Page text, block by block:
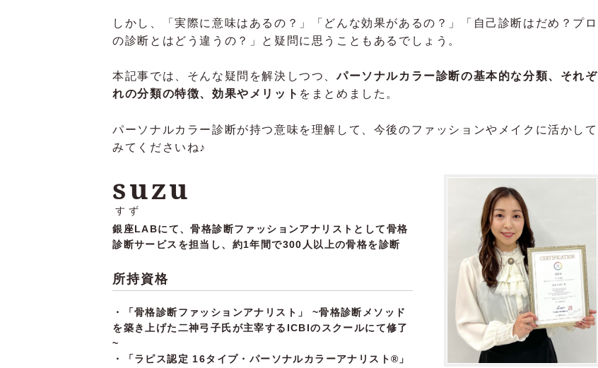
しかし、「実際に意味はあるの？」「どんな効果があるの？」「自己診断はだめ？プロ
の診断とはどう違うの？」と疑問に思うこともあるでしょう。
本記事では、そんな疑問を解決しつつ、パーソナルカラー診断の基本的な分類、それぞ
れの分類の特徴、効果やメリット をまとめました。
パーソナルカラー診断が持つ意味を理解して、今後のファッションやメイクに活かして
みてくださいね♪
suzu
すず
銀座LABにて、骨格診断ファッションアナリストとして骨格
診断サービスを担当し、約1年間で300人以上の骨格を診断
所持資格
・「骨格診断ファッションアナリスト」 ~骨格診断メソッド
を築き上げた二神弓子氏が主宰するICBIのスクールにて修了
~
・「ラピス認定 16タイプ・パーソナルカラーアナリスト®」